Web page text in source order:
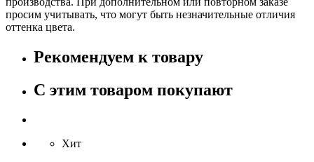
просим учитывать, что могут быть незначительные отличия
оттенка цвета.
Рекомендуем к товару
С этим товаром покупают
Хит